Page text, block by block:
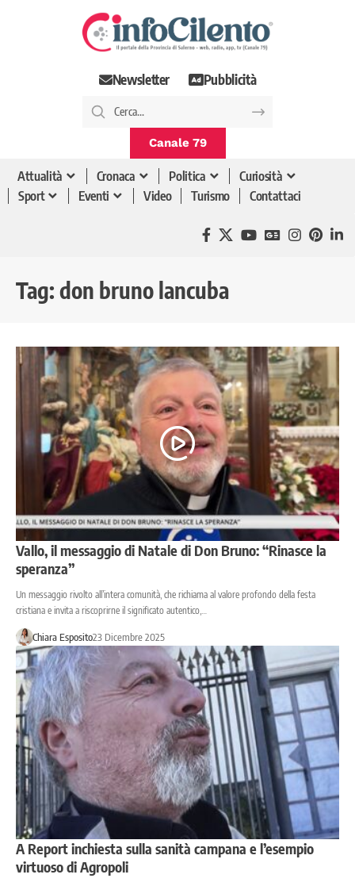
Newsletter Pubblicità
Canale 79
Attualità Cronaca Politica
Curiosità
Sport
Eventi Video Turismo Contattaci
Tag: don bruno lancuba
Vallo, il messaggio di Natale di Don Bruno: “Rinasce la
speranza”
Un messaggio rivolto all’intera comunità, che richiama al valore profondo della festa
cristiana e invita a riscoprirne il significato autentico,…
Chiara Esposito23 Dicembre 2025
A Report inchiesta sulla sanità campana e l’esempio
virtuoso di Agropoli